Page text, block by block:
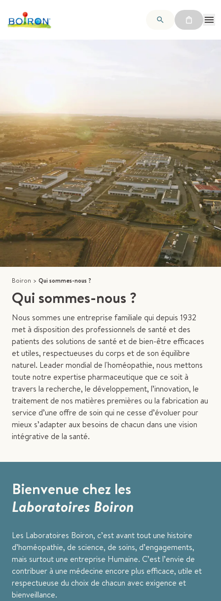
Boiron > Qui sommes-nous ?
Qui sommes-nous ?
Nous sommes une entreprise familiale qui depuis 1932
met à disposition des professionnels de santé et des
patients des solutions de santé et de bien-être efficaces
et utiles, respectueuses du corps et de son équilibre
naturel. Leader mondial de l'homéopathie, nous mettons
toute notre expertise pharmaceutique que ce soit à
travers la recherche, le développement, l’innovation, le
traitement de nos matières premières ou la fabrication au
service d’une offre de soin qui ne cesse d’évoluer pour
mieux s’adapter aux besoins de chacun dans une vision
intégrative de la santé.
Bienvenue chez les
Laboratoires Boiron
Les Laboratoires Boiron, c’est avant tout une histoire
d’homéopathie, de science, de soins, d’engagements,
mais surtout une entreprise Humaine. C’est l’envie de
contribuer à une médecine encore plus efficace, utile et
respectueuse du choix de chacun avec exigence et
bienveillance.